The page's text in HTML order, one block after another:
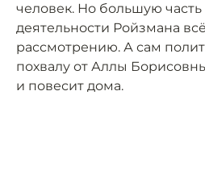
человек. Но большую
деятельности Ройзмана
рассмотрению. А сам
похвалу от Аллы
и повесит дома.